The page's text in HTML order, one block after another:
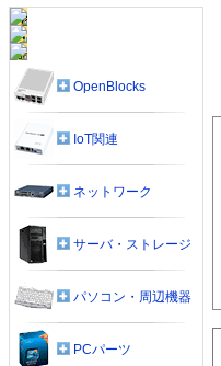
OpenBlocks
IoT関連
ネットワーク
サーバ・ストレージ
パソコン・周辺機器
PCパーツ